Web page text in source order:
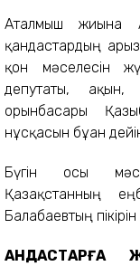
Аталмыш жиынға
қандастардың
қон мәселесін
депутаты, ақын,
орынбасары
нұсқасын бұған
Бүгін осы
Қазақстанның
Балғабаевтың
ҚАНДАСТАРҒА